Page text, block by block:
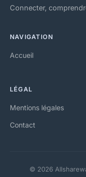
Connecter,
NAVIGATION
Accueil
LÉGAL
Mentions légales
Contact
© 2026